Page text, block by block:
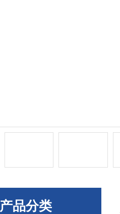
产品分类